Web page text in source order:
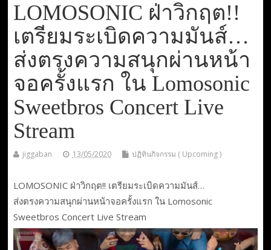
LOMOSONIC ฝ่าวิกฤต!!
เตรียมระเบิดความมันส์…
ส่งตรงความสนุกผ่านหน้า
จอครั้งแรก ใน Lomosonic
Sweetbros Concert Live
Stream
jiggaban 13/05/2020 ปฏิทินกิจกรรม ( Upcoming )
LOMOSONIC ฝ่าวิกฤต!! เตรียมระเบิดความมันส์…
ส่งตรงความสนุกผ่านหน้าจอครั้งแรก ใน Lomosonic
Sweetbros Concert Live Stream